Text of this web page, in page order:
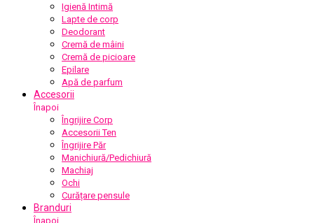
Igienă Intimă
Lapte de corp
Deodorant
Cremă de mâini
Cremă de picioare
Epilare
Apă de parfum
Accesorii
Înapoi
Îngrijire Corp
Accesorii Ten
Îngrijire Păr
Manichiură/Pedichiură
Machiaj
Ochi
Curățare pensule
Branduri
Înapoi